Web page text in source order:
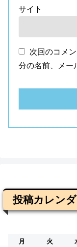
サイト
次回のコメ
分の名前、メー
投稿カレン
月 火